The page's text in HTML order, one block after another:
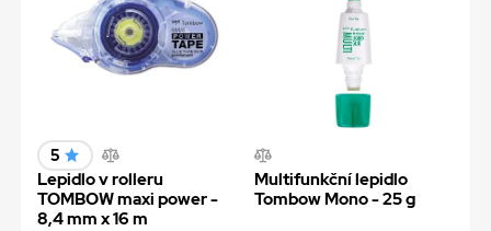
5
Lepidlo v rolleru
TOMBOW maxi power -
8,4 mm x 16 m
Multifunkční lepidlo
Tombow Mono - 25 g